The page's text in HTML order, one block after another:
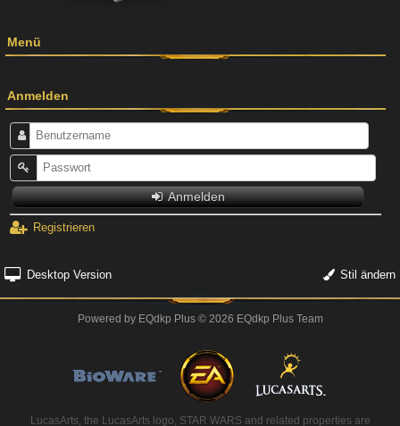
Menü
Anmelden
Anmelden
Registrieren
Desktop Version Stil ändern
Powered by EQdkp Plus© 2026 EQdkp Plus Team
LucasArts, the LucasArts logo, STAR WARS and related properties are